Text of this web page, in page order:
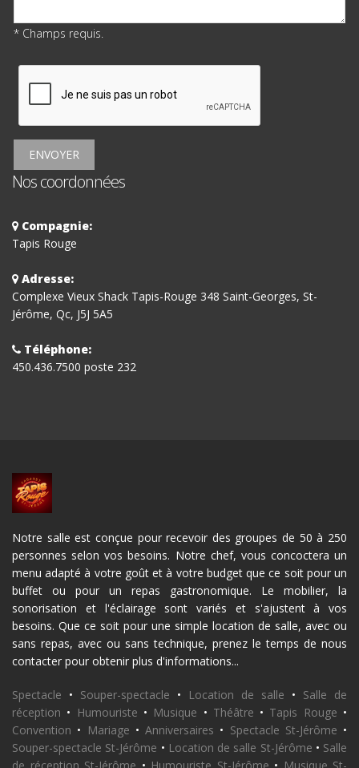
* Champs requis.
ENVOYER
Nos coordonnées
Compagnie:
Tapis Rouge
Adresse:
Complexe Vieux Shack Tapis-Rouge 348 Saint-Georges, St-
Jérôme, Qc, J5J 5A5
Téléphone:
450.436.7500 poste 232
Notre salle est conçue pour recevoir des groupes de 50 à 250
personnes selon vos besoins. Notre chef, vous concoctera un
menu adapté à votre goût et à votre budget que ce soit pour un
buffet ou pour un repas gastronomique. Le mobilier, la
sonorisation et l'éclairage sont variés et s'ajustent à vos
besoins. Que ce soit pour une simple location de salle, avec ou
sans repas, avec ou sans technique, prenez le temps de nous
contacter pour obtenir plus d'informations...
Spectacle • Souper-spectacle • Location de salle • Salle de
réception • Humouriste • Musique • Théâtre • Tapis Rouge •
Convention • Mariage • Anniversaires • Spectacle St-Jérôme •
Souper-spectacle St-Jérôme • Location de salle St-Jérôme • Salle
de réception St-Jérôme • Humouriste St-Jérôme • Musique St-